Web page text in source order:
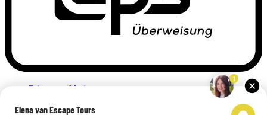
Privacyverklaring
Links
1
Elena van Escape Tours